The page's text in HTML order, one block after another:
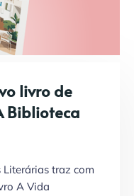
livro de
Biblioteca
Literárias traz com
A Vida